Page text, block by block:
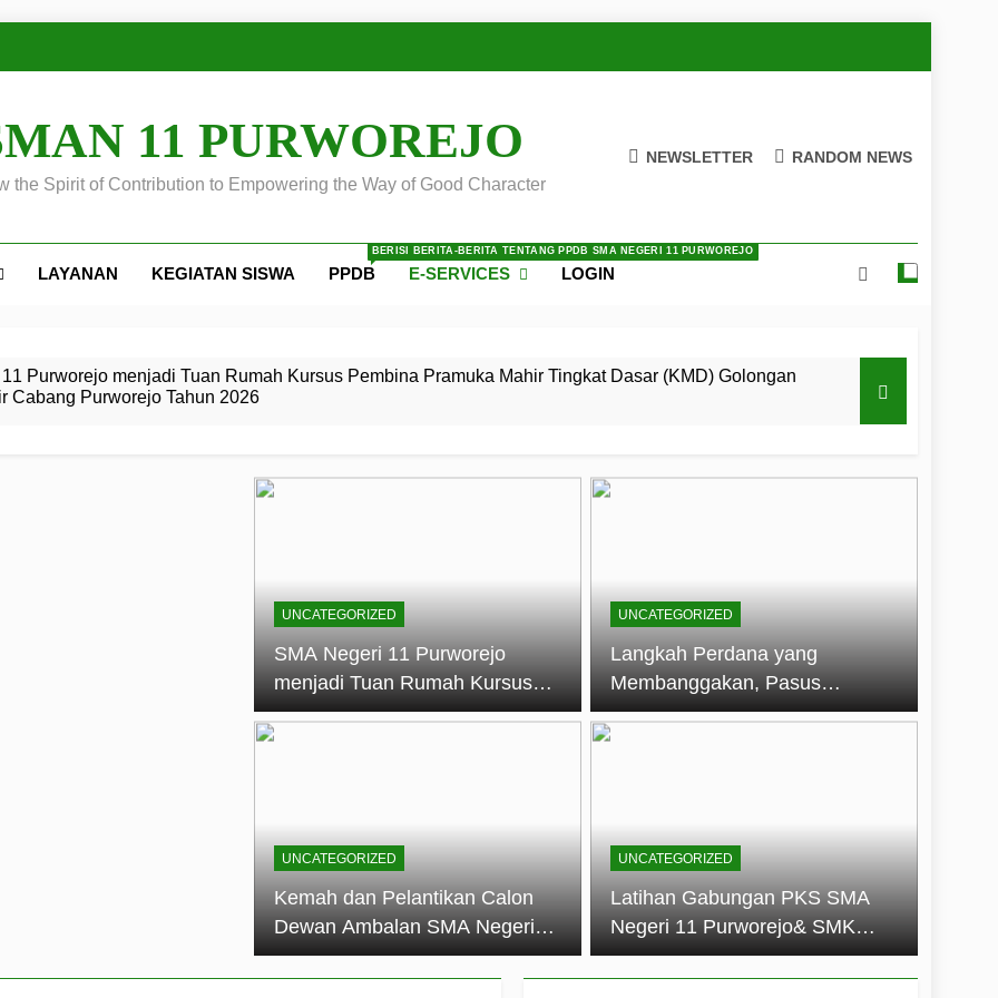
11 PURWOREJO
the Spirit of Contribution to Empowering the Way of Good Character
NEWSLETTER RANDOM NEWS
LAYANAN KEGIATAN SISWA PPDB
BERISI BERITA-BERITA TENTANG PPDB SMA NEGERI 11 PURWOREJO
E-SERVICES LOGIN
Purworejo menjadi Tuan Rumah Kursus Pembina Pramuka Mahir Tingkat Dasar (KMD) Golongan
Cabang Purworejo Tahun 2026
Calon Dewan Ambalan SMA Negeri 11 Purworejo: Membentuk Jiwa Kepemimpinan, Disiplin,
11 Purworejo Sukses Gelar LPBB Jatayudha Open 2 Tahun 2026
Tingkat
Gugus Depan
di LKBB
oleh Pasukan Khusus
11
Negeri 11 Purworejo
menjadi lokasi pelaksanaan
UNCATEGORIZED
SMA Negeri 11 Purworejo
menjadi Tuan Rumah Kursus
Pembina Pramuka Mahir
UNCATEGORIZED
Langkah Perdana yang
Membanggakan, Pasus
Jatayudha Ukir Prestasi di
UNCATEGORIZED
Kemah dan Pelantikan Calon
Dewan Ambalan SMA Negeri
11 Purworejo: Membentuk Jiwa
Kepemimpinan, Disiplin, dan
UNCATEGORIZED
Latihan Gabungan PKS SMA
Negeri 11 Purworejo& SMK
Negeri 6 Purworejo:
Membangun Disiplin,